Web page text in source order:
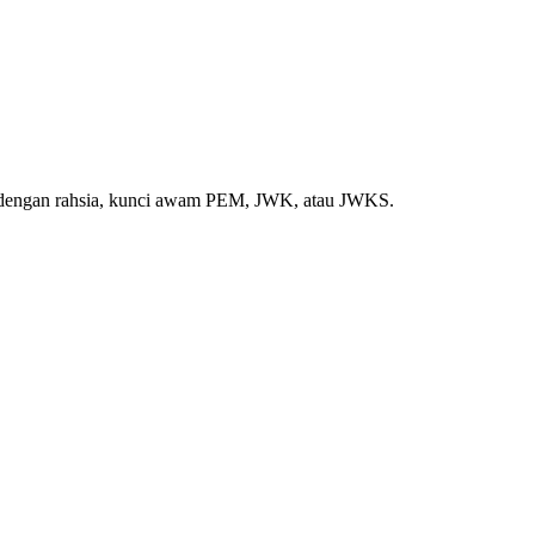
rahsia, kunci awam PEM, JWK, atau JWKS.